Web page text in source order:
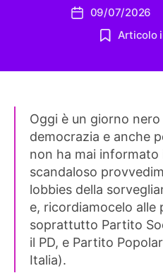
Data
dell'articolo
09/07/2026
Articolo
Oggi è un giorno nero
democrazia e anche
non ha mai
scandaloso
lobbies della
e, ricordiamocelo alle
soprattutto Partito
il PD, e Partito
Italia).